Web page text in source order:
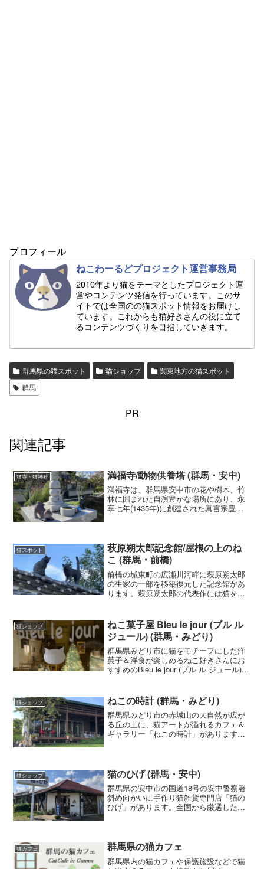
プロフィール
ねこわーるどプロジェクト運営事務局
2010年より猫をテーマとしたプロジェクト運
営やコンテンツ発信を行っています。このサ
イトでは全国のの猫スポット情報をお届けし
ています。これからも猫好きさんの役に立て
るコンテンツづくりを目指していきます。
群馬県の猫スポット 猫ショップ
関東地方の猫スポット
群馬
PR
関連記事
猫寺・猫神社 満福寺/動物供養塔 (群馬・安中)
満福寺は、群馬県安中市の花や樹木、竹
林に囲まれた自演豊かな場所にあり、永
享七年(1435年)に創建された真言宗豊山
れています。
猫スポット
萩原朔太郎記念館/屋根の上のね
こ (群馬・前橋)
前橋の城東町の広瀬川河畔に萩原朔太郎
の生家の一部を移築復元した記念館があ
ります。萩原朔太郎の代表作には猫を題
に人気です。
猫ショップ
ねこ菓子屋 Bleu le jour (ブル ル
ジュール) (群馬・みどり)
群馬県みどり市に猫をモチーフにした洋
菓子＆洋食が楽しめるねこ好きさんにお
すすめのBleu le jour (ブル ル ジュール)と
猫ショップ ねこの時計 (群馬・みどり)
群馬県みどり市の赤城山の大自然が広が
る丘の上に、猫アートが溢れるカフェ＆
ギャラリー「ねこの時計」があります。
猫ショップ 猫のひげ (群馬・安中)
群馬県の安中市の国道18号の安中警察署
斜め向かいに手作り猫雑貨専門店「猫の
ひげ」があります。全国から厳選した猫
猫カフェ 群馬県の猫カフェ
群馬県内の猫カフェや保護施設などで猫